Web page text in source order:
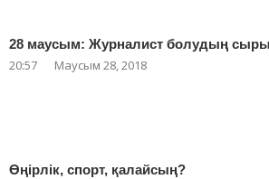
28 маусым: Журналист болудың
20:57 Маусым 28, 2018
Өңірлік, спорт, қалайсың?